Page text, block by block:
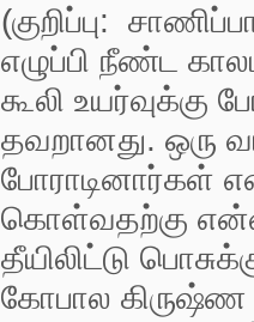
(குறிப்பு:
எழுப்பி நீண்ட
கூலி உயர்வுக்கு
தவறானது. ஒரு
போராடினார்கள்
கொள்வதற்கு
தீயிலிட்டு
கோபால கிருஷ்ண